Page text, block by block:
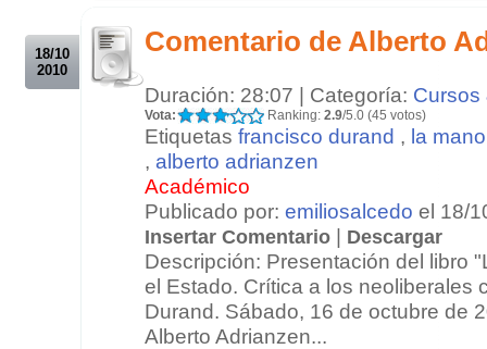
18/10
2010
Comentario de Alberto
Duración: 28:07 | Categoría: Cursos
Vota: Ranking: 2.9/5.0 (45 votos)
Etiquetas francisco durand , la
, alberto adrianzen
Académico
Publicado por: emiliosalcedo el 18/
Insertar Comentario | Descargar
Descripción: Presentación del libro
el Estado. Crítica a los neoliberales
Durand. Sábado, 16 de octubre de
Alberto Adrianzen...